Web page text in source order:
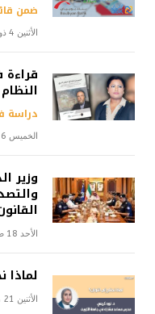
ضمن
الأثنين 4 ذو الحجة 1445هـ 10-6-2024م
دراسة
الخميس 6 رجب 1445هـ 18-1-2024م
وزير
الأحد 18 صفر 1445هـ 3-9-2023م
لماذا
الأثنين 21 محرم 1448هـ 6-7-2026م